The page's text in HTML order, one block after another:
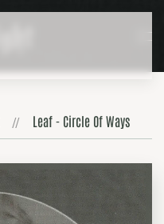
Leaf - Circle Of Ways